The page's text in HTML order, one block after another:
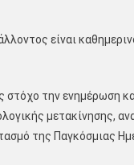
είναι
στόχο την ενημέρωση
μετακίνησης,
της Παγκόσμιας